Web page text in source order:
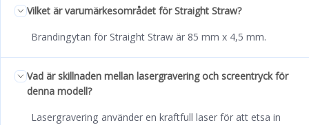
Vilket är varumärkesområdet för Straight Straw?
Brandingytan för Straight Straw är 85 mm x 4,5 mm.
Vad är skillnaden mellan lasergravering och screentryck för
denna modell?
Lasergravering använder en kraftfull laser för att etsa in